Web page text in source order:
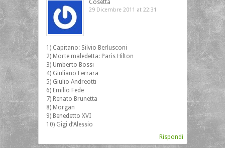
Cosetta
29 Dicembre 2011 at 22:31
1) Capitano: Silvio Berlusconi
2) Morte maledetta: Paris Hilton
3) Umberto Bossi
4) Giuliano Ferrara
5) Giulio Andreotti
6) Emilio Fede
7) Renato Brunetta
8) Morgan
9) Benedetto XVI
10) Gigi d’Alessio
Rispondi